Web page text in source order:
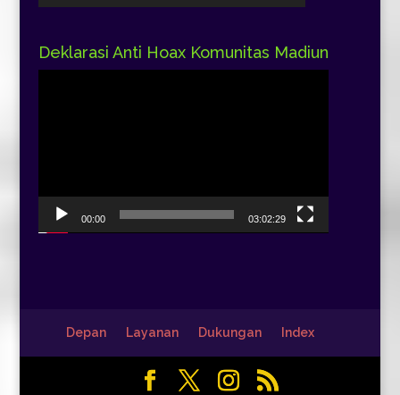
Deklarasi Anti Hoax Komunitas Madiun
00:00 03:02:29
Depan Layanan Dukungan Index